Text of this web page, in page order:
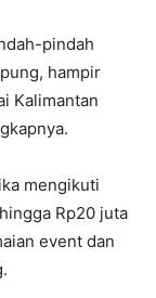
pindah
hampir
Kalimantan
mengikuti
Rp20 juta
event dan